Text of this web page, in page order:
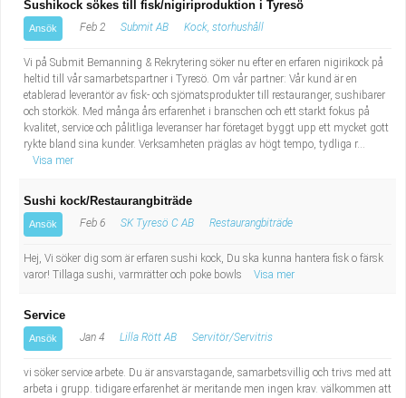
Sushikock sökes till fisk/nigiriproduktion i Tyresö
Ansök Feb 2 Submit AB Kock, storhushåll
Vi på Submit Bemanning & Rekrytering söker nu efter en erfaren nigirikock på
heltid till vår samarbetspartner i Tyresö. Om vår partner: Vår kund är en
etablerad leverantör av fisk- och sjömatsprodukter till restauranger, sushibarer
och storkök. Med många års erfarenhet i branschen och ett starkt fokus på
kvalitet, service och pålitliga leveranser har företaget byggt upp ett mycket gott
rykte bland sina kunder. Verksamheten präglas av högt tempo, tydliga r...
Visa mer
Sushi kock/Restaurangbiträde
Ansök Feb 6 SK Tyresö C AB Restaurangbiträde
Hej, Vi söker dig som är erfaren sushi kock, Du ska kunna hantera fisk o färsk
varor! Tillaga sushi, varmrätter och poke bowls
Visa mer
Service
Ansök Jan 4 Lilla Rött AB Servitör/Servitris
vi söker service arbete. Du är ansvarstagande, samarbetsvillig och trivs med att
arbeta i grupp. tidigare erfarenhet är meritande men ingen krav. välkommen att